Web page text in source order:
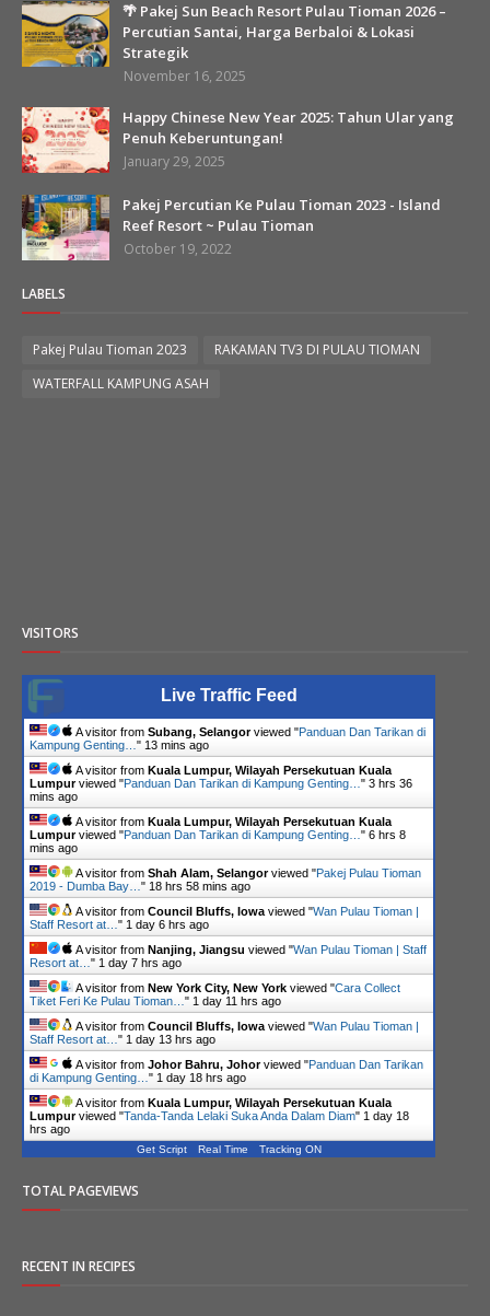
🌴 Pakej Sun Beach Resort Pulau Tioman 2026 –
Percutian Santai, Harga Berbaloi & Lokasi
Strategik
November 16, 2025
Happy Chinese New Year 2025: Tahun Ular yang
Penuh Keberuntungan!
January 29, 2025
Pakej Percutian Ke Pulau Tioman 2023 - Island
Reef Resort ~ Pulau Tioman
October 19, 2022
LABELS
Pakej Pulau Tioman 2023
RAKAMAN TV3 DI PULAU TIOMAN
WATERFALL KAMPUNG ASAH
VISITORS
Live Traffic Feed
A visitor from Subang, Selangorviewed "Panduan Dan Tarikan di
Kampung Genting… " 13 mins ago
A visitor from Kuala Lumpur, Wilayah Persekutuan Kuala
Lumpurviewed "Panduan Dan Tarikan di Kampung Genting… " 3 hrs 36
mins ago
A visitor from Kuala Lumpur, Wilayah Persekutuan Kuala
Lumpurviewed "Panduan Dan Tarikan di Kampung Genting… " 6 hrs 8
mins ago
A visitor from Shah Alam, Selangorviewed "Pakej Pulau Tioman
2019 - Dumba Bay… " 18 hrs 58 mins ago
A visitor from Council Bluffs, Iowa viewed "Wan Pulau Tioman |
Staff Resort at… " 1 day 6 hrs ago
A visitor from Nanjing, Jiangsu viewed "Wan Pulau Tioman | Staff
Resort at… " 1 day 7 hrs ago
A visitor from New York City, New York viewed "Cara Collect
Tiket Feri Ke Pulau Tioman… " 1 day 11 hrs ago
A visitor from Council Bluffs, Iowa viewed "Wan Pulau Tioman |
Staff Resort at… " 1 day 13 hrs ago
A visitor from Johor Bahru, Johorviewed "Panduan Dan Tarikan
di Kampung Genting… " 1 day 18 hrs ago
A visitor from Kuala Lumpur, Wilayah Persekutuan Kuala
Lumpurviewed "Tanda-Tanda Lelaki Suka Anda Dalam Diam" 1 day 18
hrs ago
Get Script Real Time Tracking ON
TOTAL PAGEVIEWS
RECENT IN RECIPES